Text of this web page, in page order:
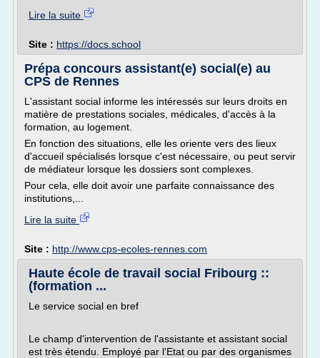
Lire la suite
Site : https://docs.school
Prépa concours assistant(e) social(e) au
CPS de Rennes
L'assistant social informe les intéressés sur leurs droits en
matière de prestations sociales, médicales, d'accès à la
formation, au logement.
En fonction des situations, elle les oriente vers des lieux
d'accueil spécialisés lorsque c'est nécessaire, ou peut servir
de médiateur lorsque les dossiers sont complexes.
Pour cela, elle doit avoir une parfaite connaissance des
institutions,...
Lire la suite
Site : http://www.cps-ecoles-rennes.com
Haute école de travail social Fribourg ::
(formation ...
Le service social en bref
Le champ d'intervention de l'assistante et assistant social
est très étendu. Employé par l'Etat ou par des organismes